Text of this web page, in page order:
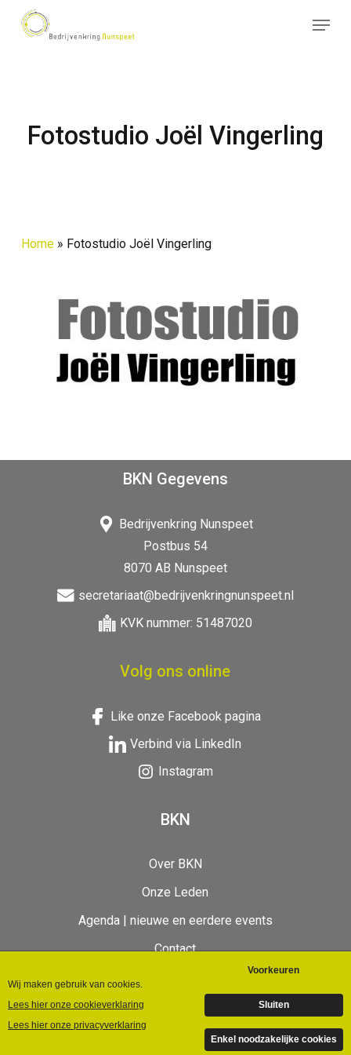
Menu
Fotostudio Joël Vingerling
Home» Fotostudio Joël Vingerling
BKN Gegevens
Bedrijvenkring Nunspeet
Postbus 54
8070 AB Nunspeet
secretariaat@bedrijvenkringnunspeet.nl
KVK nummer: 51487020
Volg ons online
Like onze Facebook pagina
Verbind via LinkedIn
Instagram
BKN
Over BKN
Onze Leden
Agenda | nieuwe en eerdere events
Contact
©Bedrijvenkring Nunspeet | 2024 | Designed by
Giraffes4Zebras